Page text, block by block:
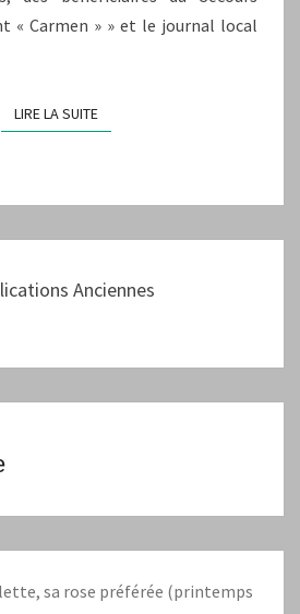
« Carmen » » et le journal local
LIRE LA SUITELIRE LA SUITE
Anciennes
sa rose préférée (printemps